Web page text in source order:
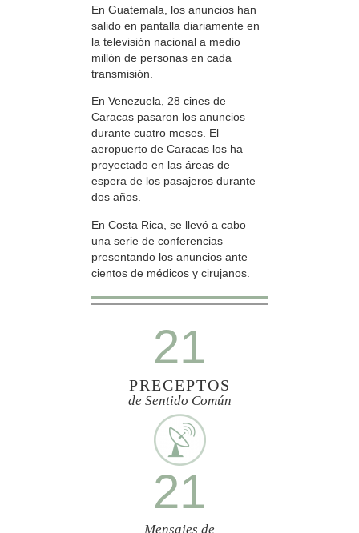
En Guatemala, los anuncios han
salido en pantalla diariamente en
la televisión nacional a medio
millón de personas en cada
transmisión.
En Venezuela, 28 cines de
Caracas pasaron los anuncios
durante cuatro meses. El
aeropuerto de Caracas los ha
proyectado en las áreas de
espera de los pasajeros durante
dos años.
En Costa Rica, se llevó a cabo
una serie de conferencias
presentando los anuncios ante
cientos de médicos y cirujanos.
21
PRECEPTOS
de Sentido Común
21
Mensajes de